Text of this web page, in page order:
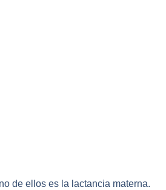
de ellos es la lactancia materna.